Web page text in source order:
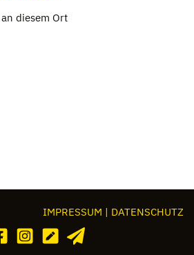
die­sem Ort
IMPRESSUM | DATENSCHUTZ